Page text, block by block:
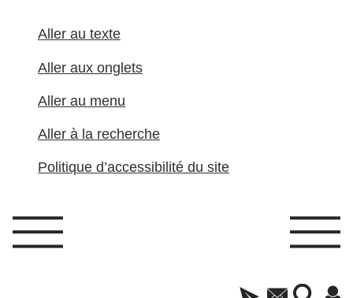
Aller au texte
Aller aux onglets
Aller au menu
Aller à la recherche
Politique d’accessibilité du site